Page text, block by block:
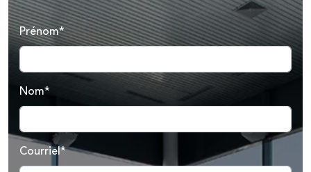
Prénom*
Nom*
Courriel*